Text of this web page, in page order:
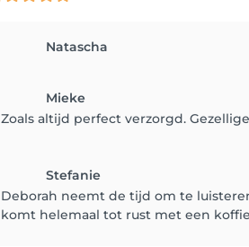
Natascha
Mieke
Zoals altijd perfect verzorgd.
Stefanie
Deborah neemt de tijd om te
komt helemaal tot rust met een